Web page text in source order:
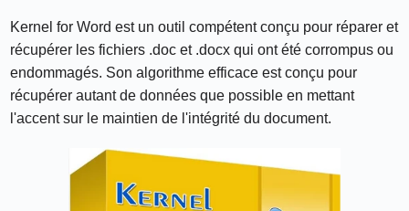
Kernel for Word est un outil compétent conçu pour réparer et
récupérer les fichiers .doc et .docx qui ont été corrompus ou
endommagés. Son algorithme efficace est conçu pour
récupérer autant de données que possible en mettant
l'accent sur le maintien de l'intégrité du document.